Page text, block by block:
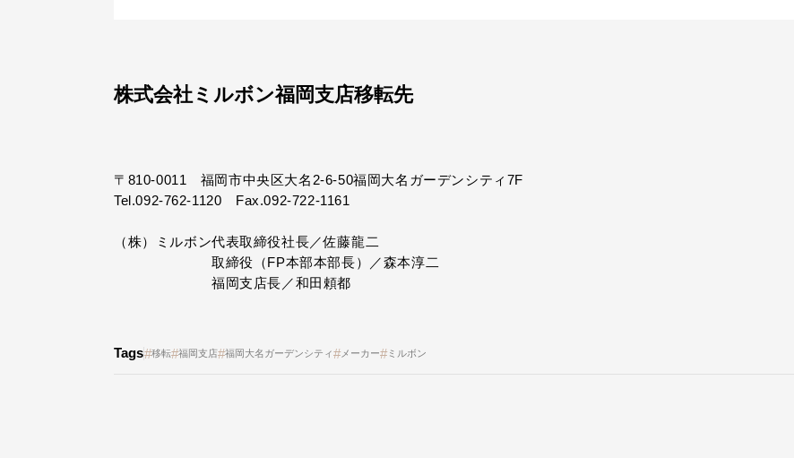
株式会社ミルボン福岡支店移転先
〒810-0011 福岡市中央区大名2-6-50福岡大名ガーデンシティ7F
Tel.092-762-1120 Fax.092-722-1161
（株）ミルボン代表取締役社長／佐藤龍二
取締役（FP本部本部長）／森本淳二
福岡支店長／和田頼都
Tags 移転 福岡支店 福岡大名ガーデンシティ メーカー ミルボン